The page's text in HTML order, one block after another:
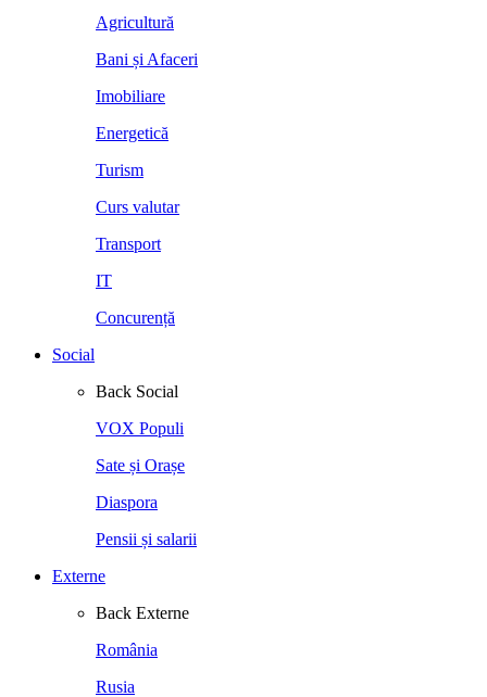
Agricultură
Bani și Afaceri
Imobiliare
Energetică
Turism
Curs valutar
Transport
IT
Concurență
Social
Back Social
VOX Populi
Sate și Orașe
Diaspora
Pensii și salarii
Externe
Back Externe
România
Rusia